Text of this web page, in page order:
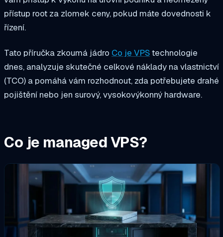
přístup root za zlomek ceny, pokud máte dovednosti k
řízení.
Tato příručka zkoumá jádro Co je VPStechnologie
dnes, analyzuje skutečné celkové náklady na vlastnictví
(TCO) a pomáhá vám rozhodnout, zda potřebujete drahé
pojištění nebo jen surový, vysokovýkonný hardware.
Co je managed VPS?